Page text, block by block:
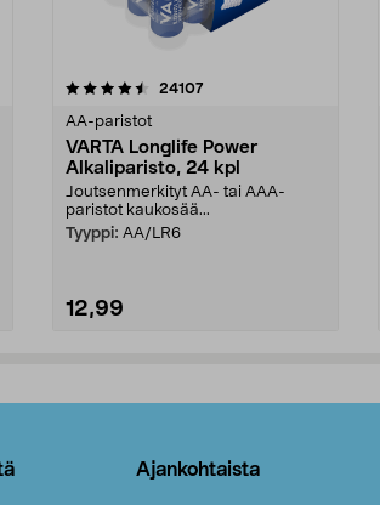
24107arvostelut
AA-paristot
VARTA Longlife Power
Alkaliparisto, 24 kpl
Joutsenmerkityt AA- tai AAA-
paristot kaukosää...
Tyyppi: AA/LR6
12,99
4.5viidestä
Ajankohtaista